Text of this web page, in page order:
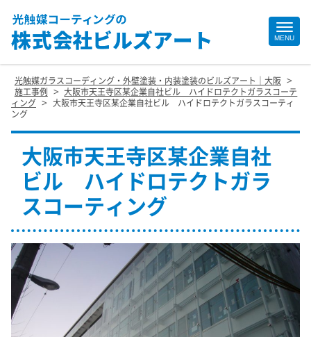
MENU
光触媒ガラスコーディング・外壁塗装・内装塗装のビルズアート｜大阪 >
施工事例 >
大阪市天王寺区某企業自社ビル ハイドロテクトガラスコーテ
ィング
>
大阪市天王寺区某企業自社ビル ハイドロテクトガラスコーティ
ング
大阪市天王寺区某企業自社
ビル ハイドロテクトガラ
スコーティング
Site
Footer